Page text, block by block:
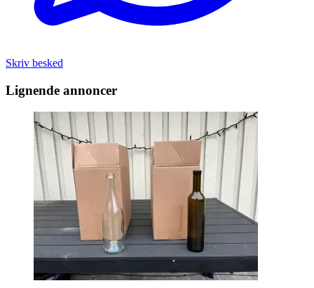
Skriv besked
Lignende annoncer